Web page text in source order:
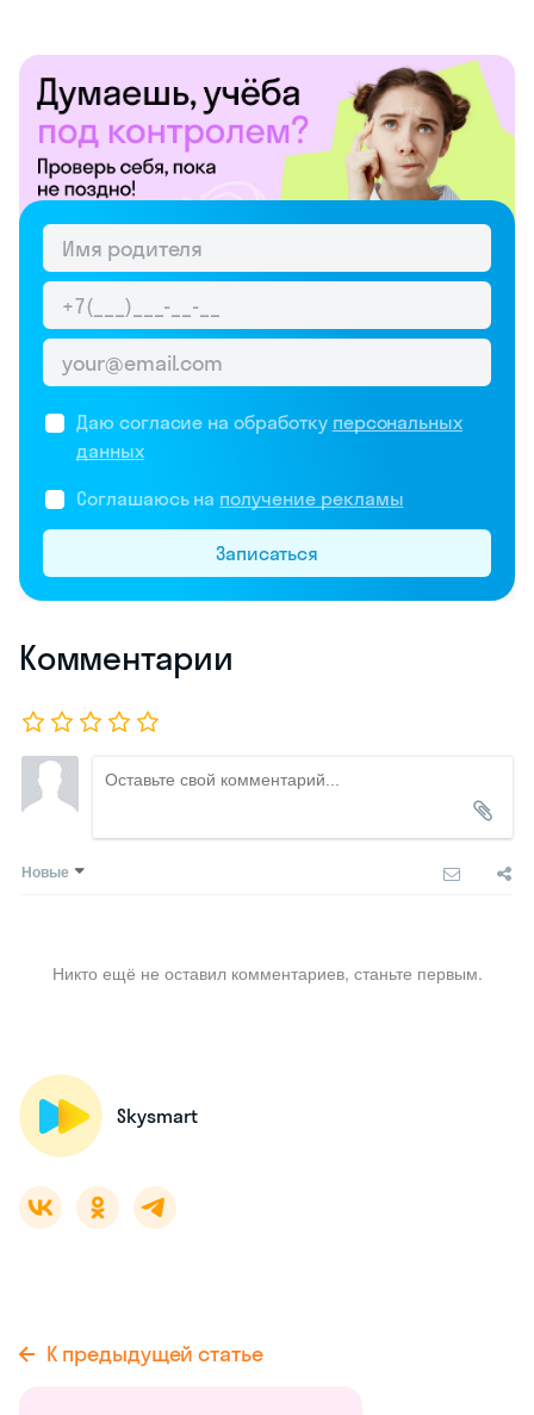
Даю согласие на обработку персональных
данных
Соглашаюсь на получение рекламы
Записаться
Комментарии
Новые
Никто ещё не оставил комментариев, станьте первым.
Skysmart
К предыдущей статье